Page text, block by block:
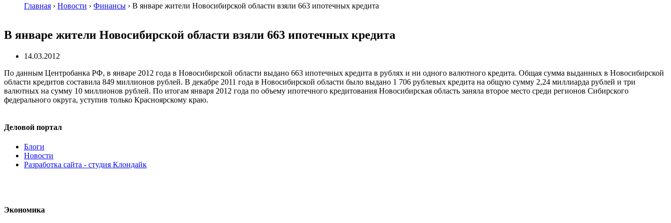
Главная › Новости › Финансы › В январе жители Новосибирской области взяли 663 ипотечных кредита
В январе жители Новосибирской области взяли 663 ипотечных кредита
14.03.2012
По данным Центробанка РФ, в январе 2012 года в Новосибирской области выдано 663 ипотечных кредита в рублях и ни одного валютного кредита. Общая сумма выданных в Новосибирской
области кредитов составила 849 миллионов рублей. В декабре 2011 года в Новосибирской области было выдано 1 706 рублевых кредита на общую сумму 2,24 миллиарда рублей и три
валютных на сумму 10 миллионов рублей. По итогам января 2012 года по объему ипотечного кредитования Новосибирская область заняла второе место среди регионов Сибирского
федерального округа, уступив только Красноярскому краю.
Деловой портал
Блоги
Новости
Разработка сайта - студия Клондайк
Экономика